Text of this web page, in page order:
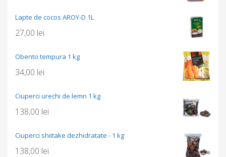
Lapte de cocos AROY-D 1L
27,00 lei
Obento tempura 1 kg
34,00 lei
Ciuperci urechi de lemn 1 kg
138,00 lei
Ciuperci shiitake dezhidratate - 1 kg
138,00 lei